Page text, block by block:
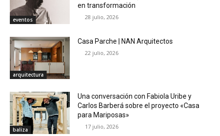
eventos
en transformación
28 julio, 2026
arquitectura
Casa Parche | NAN Arquitectos
22 julio, 2026
baliza
Una conversación con Fabiola Uribe y
Carlos Barberá sobre el proyecto «Casa
para Mariposas»
17 julio, 2026